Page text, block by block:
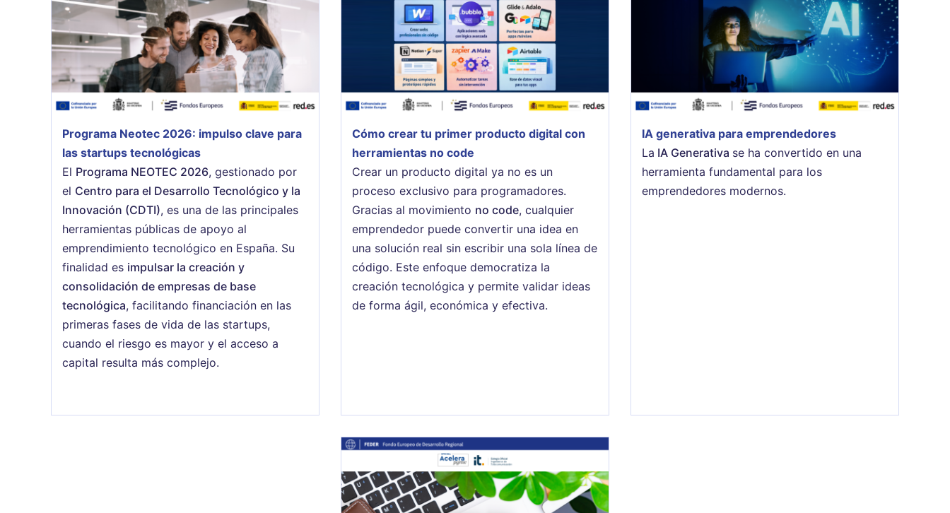
Programa Neotec 2026: impulso clave para
las startups tecnológicas
El Programa NEOTEC 2026, gestionado por
el Centro para el Desarrollo Tecnológico y la
Innovación (CDTI), es una de las principales
herramientas públicas de apoyo al
emprendimiento tecnológico en España. Su
finalidad es impulsar la creación y
consolidación de empresas de base
tecnológica, facilitando financiación en las
primeras fases de vida de las startups,
cuando el riesgo es mayor y el acceso a
capital resulta más complejo.
Cómo crear tu primer producto digital con
herramientas no code
Crear un producto digital ya no es un
proceso exclusivo para programadores.
Gracias al movimiento no code, cualquier
emprendedor puede convertir una idea en
una solución real sin escribir una sola línea de
código. Este enfoque democratiza la
creación tecnológica y permite validar ideas
de forma ágil, económica y efectiva.
IA generativa para emprendedores
La IA Generativa se ha convertido en una
herramienta fundamental para los
emprendedores modernos.